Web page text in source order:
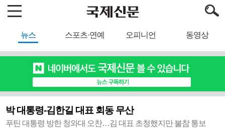
뉴스 스포츠·연예 오피니언 동영상
박 대통령-김한길 대표 회동 무산
푸틴 대통령 방한 청와대 오찬…김 대표 초청했지만 불참 통보